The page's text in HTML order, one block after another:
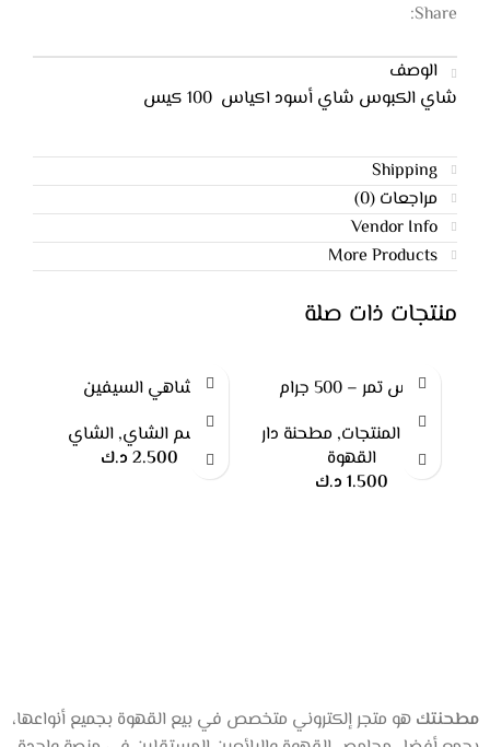
Share:
الوصف
شاي الكبوس شاي أسود اكياس 100 كيس
Shipping
مراجعات (0)
Vendor Info
More Products
منتجات ذات صلة
دبس تمر – 500 جرام
جميع المنتجات, مطحنة دار
القهوة
1.500 د.ك
شاهي السيفين
قسم الشاي,الشاي
2.500 د.ك
مطحنتك هو متجر إلكتروني متخصص في بيع القهوة بجميع أنواعها،